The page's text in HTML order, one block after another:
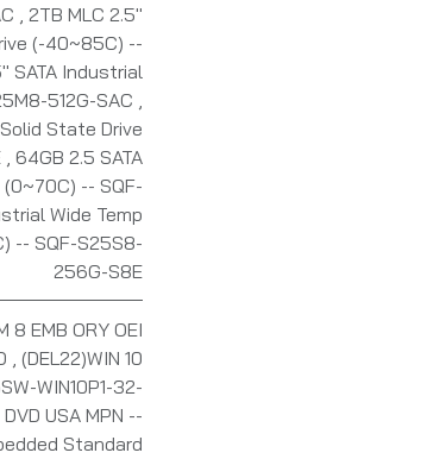
, 2TB MLC 2.5"
(-40~85C) --
SATA Industrial
512G-SAC ,
State Drive
, 64GB 2.5 SATA
-- SQF-
Wide Temp
-- SQF-S25S8-
256G-S8E
8 EMB ORY OEI
, (DEL22)WIN 10
WIN10P1-32-
USA MPN --
Standard